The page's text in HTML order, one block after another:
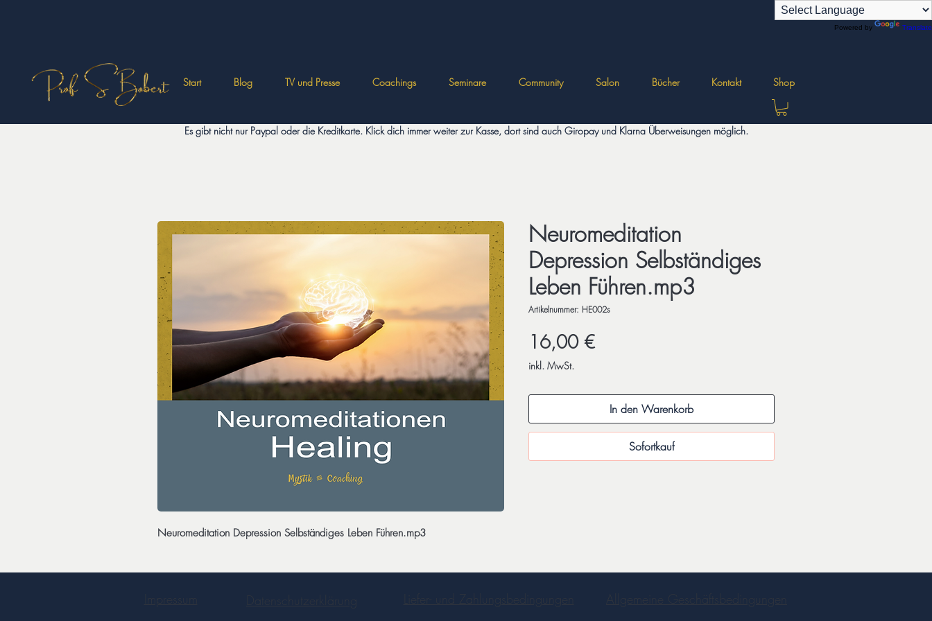
Powered by Translate
Start Blog TV und Presse Coachings Seminare Community Salon Bücher Kontakt Shop
Neuromeditation Depression Selbständiges Leben Führen.mp3
Neuromeditation
Depression Selbständiges
Leben Führen.mp3
Artikelnummer: HE002s
16,00 €Preis
inkl. MwSt.
In den Warenkorb
Sofortkauf
Es gibt nicht nur Paypal oder die Kreditkarte. Klick dich immer weiter zur Kasse, dort sind auch Giropay und Klarna Überweisungen möglich.